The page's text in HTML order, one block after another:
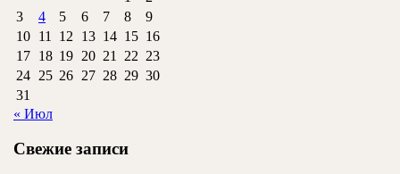
3
4 5 6 7 8
9
10 11 12 13 14 15 16
17 18 19 20 21 22 23
24 25 26 27 28 29 30
31
« Июл
Свежие записи